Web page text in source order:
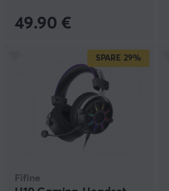
49.90 €
SPARE 29%
Fifine